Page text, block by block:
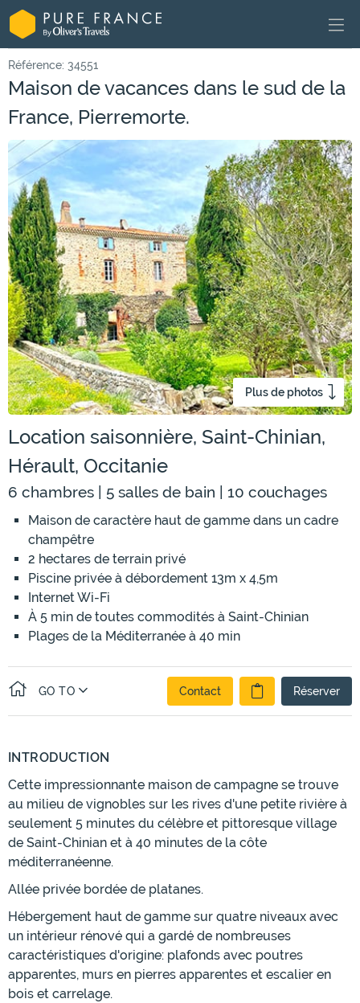
Référence: 34551
Maison de vacances dans le sud de la
France, Pierremorte.
Plus de photos
Location saisonnière, Saint-Chinian,
Hérault, Occitanie
6 chambres | 5 salles de bain | 10 couchages
Maison de caractère haut de gamme dans un cadre
champêtre
2 hectares de terrain privé
Piscine privée à débordement 13m x 4,5m
Internet Wi-Fi
À 5 min de toutes commodités à Saint-Chinian
Plages de la Méditerranée à 40 min
GO TO Contact Réserver
INTRODUCTION
Cette impressionnante maison de campagne se trouve
au milieu de vignobles sur les rives d'une petite rivière à
seulement 5 minutes du célèbre et pittoresque village
de Saint-Chinian et à 40 minutes de la côte
méditerranéenne.
Allée privée bordée de platanes.
Hébergement haut de gamme sur quatre niveaux avec
un intérieur rénové qui a gardé de nombreuses
caractéristiques d'origine: plafonds avec poutres
apparentes, murs en pierres apparentes et escalier en
bois et carrelage.